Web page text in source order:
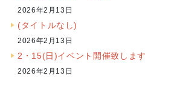
2026年2月13日
(タイトルなし)
2026年2月13日
2・15(日)イベント開催致します
2026年2月13日